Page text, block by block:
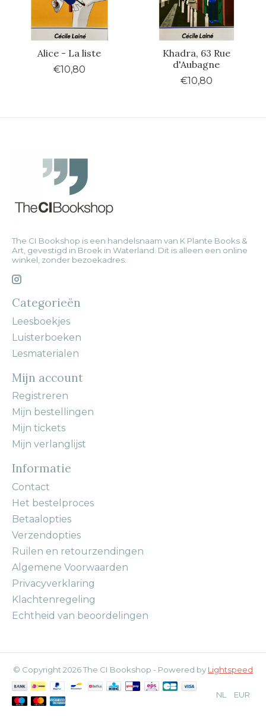
Alice - La liste
€10,80
Khadra, 63 Rue
d'Aubagne
€10,80
The CI Bookshop is een handelsnaam van K Plante Books &
Art, gevestigd in Broek in Waterland. Dit is alleen een online
winkel, zonder bezoekadres.
Categorieën
Leesboekjes
Luisterboeken
Lesmaterialen
Mijn account
Registreren
Mijn bestellingen
Mijn tickets
Mijn verlanglijst
Informatie
Contact
Het bestelproces
Betaalopties
Verzendopties
Ruilen en retourzendingen
Algemene Voorwaarden
Privacyverklaring
Klachtenregeling
Echtheid van beoordelingen
© Copyright 2026 The CI Bookshop - Powered by Lightspeed
NL EUR